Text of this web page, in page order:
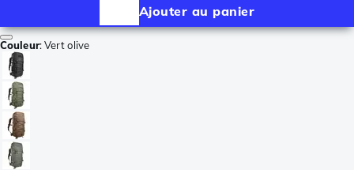
Ajouter au panier
Couleur:Vert olive